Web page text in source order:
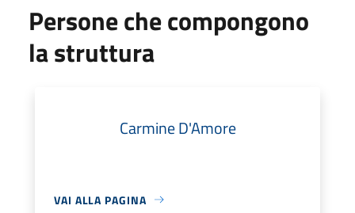
Persone che compongono
la struttura
Carmine D'Amore
VAI ALLA PAGINA